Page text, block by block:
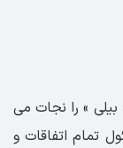
» را نجات می
تمام اتفاقات و